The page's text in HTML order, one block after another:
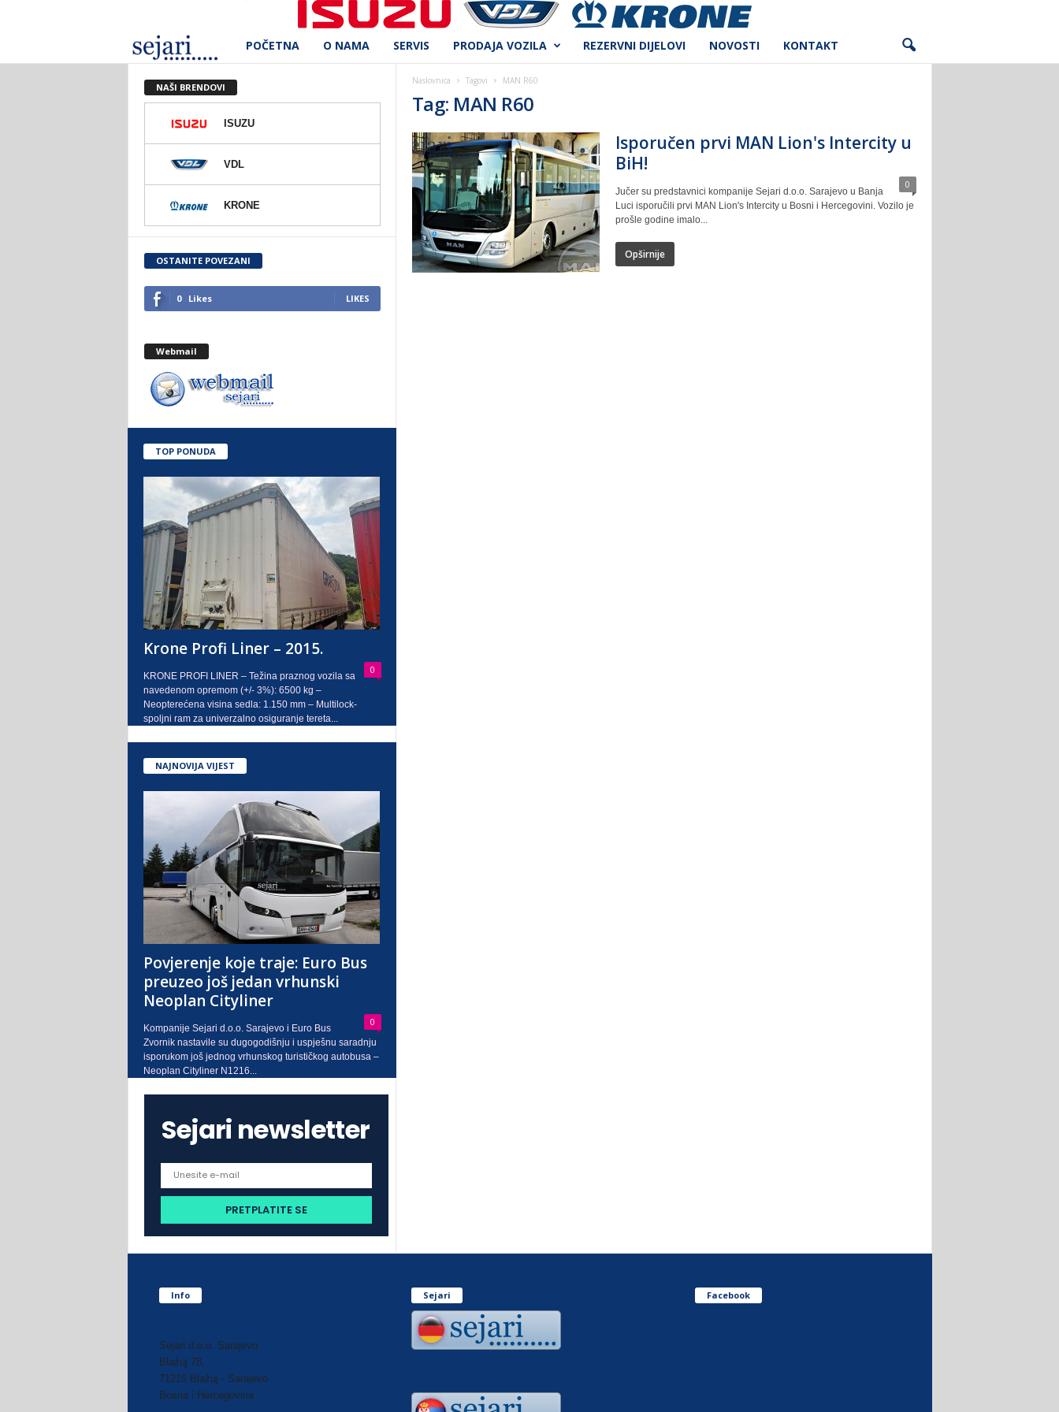
e
r
d
.
o
.
a
j
o
POČETNA O NAMA SERVIS PRODAJA VOZILA REZERVNI DIJELOVI NOVOSTI KONTAKT
Naslovnica Tagovi MAN R60
Tag: MAN R60
Isporučen prvi MAN Lion's Intercity u
BiH!
0
Jučer su predstavnici kompanije Sejari d.o.o. Sarajevo u Banja
Luci isporučili prvi MAN Lion's Intercity u Bosni i Hercegovini. Vozilo je
prošle godine imalo...
Opširnije
NAŠI BRENDOVI
ISUZU
VDL
KRONE
OSTANITE POVEZANI
0 Likes LIKES
Webmail
TOP PONUDA
Krone Profi Liner – 2015.
0
KRONE PROFI LINER – Težina praznog vozila sa
navedenom opremom (+/- 3%): 6500 kg –
Neopterećena visina sedla: 1.150 mm – Multilock-
spoljni ram za univerzalno osiguranje tereta...
NAJNOVIJA VIJEST
Povjerenje koje traje: Euro Bus
preuzeo još jedan vrhunski
Neoplan Cityliner
0
Kompanije Sejari d.o.o. Sarajevo i Euro Bus
Zvornik nastavile su dugogodišnju i uspješnu saradnju
isporukom još jednog vrhunskog turističkog autobusa –
Neoplan Cityliner N1216...
Sejari newsletter
Info
Sejari d.o.o. Sarajevo
Blažuj 78,
71215 Blažuj - Sarajevo
Bosna i Hercegovina
Sejari Facebook